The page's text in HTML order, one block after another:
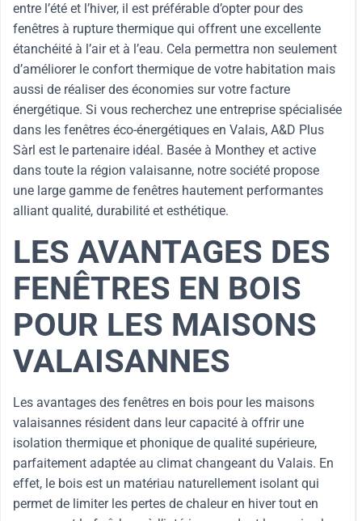
entre l’été et l’hiver, il est préférable d’opter pour des
fenêtres à rupture thermique qui offrent une excellente
étanchéité à l’air et à l’eau. Cela permettra non seulement
d’améliorer le confort thermique de votre habitation mais
aussi de réaliser des économies sur votre facture
énergétique. Si vous recherchez une entreprise spécialisée
dans les fenêtres éco-énergétiques en Valais, A&D Plus
Sàrl est le partenaire idéal. Basée à Monthey et active
dans toute la région valaisanne, notre société propose
une large gamme de fenêtres hautement performantes
alliant qualité, durabilité et esthétique.
LES AVANTAGES DES
FENÊTRES EN BOIS
POUR LES MAISONS
VALAISANNES
Les avantages des fenêtres en bois pour les maisons
valaisannes résident dans leur capacité à offrir une
isolation thermique et phonique de qualité supérieure,
parfaitement adaptée au climat changeant du Valais. En
effet, le bois est un matériau naturellement isolant qui
permet de limiter les pertes de chaleur en hiver tout en